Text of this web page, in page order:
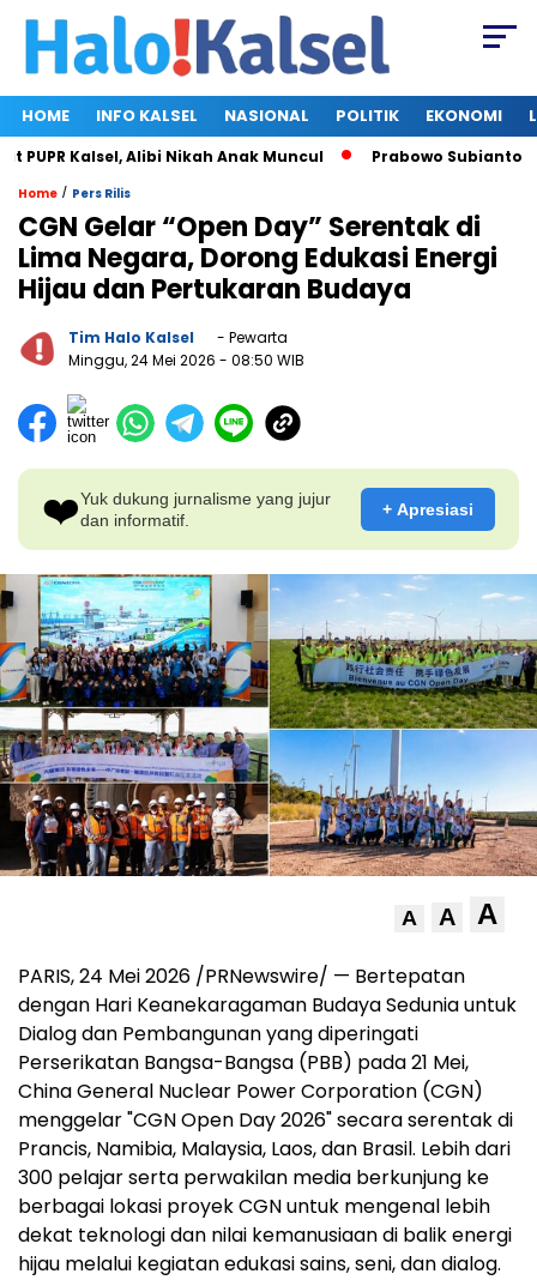
HOME INFO KALSEL NASIONAL POLITIK EKONOMI
Kalsel, Alibi Nikah Anak Muncul Prabowo Subianto dan
Home / Pers Rilis
CGN Gelar “Open Day” Serentak di
Lima Negara, Dorong Edukasi Energi
Hijau dan Pertukaran Budaya
Tim Halo Kalsel
- Pewarta
Minggu, 24 Mei 2026 - 08:50 WIB
❤️Yuk dukung jurnalisme yang jujur
dan informatif.
+ Apresiasi
A A A
PARIS, 24 Mei 2026 /PRNewswire/ — Bertepatan
dengan Hari Keanekaragaman Budaya Sedunia untuk
Dialog dan Pembangunan yang diperingati
Perserikatan Bangsa-Bangsa (PBB) pada 21 Mei,
China General Nuclear Power Corporation (CGN)
menggelar "CGN Open Day 2026" secara serentak di
Prancis, Namibia, Malaysia, Laos, dan Brasil. Lebih dari
300 pelajar serta perwakilan media berkunjung ke
berbagai lokasi proyek CGN untuk mengenal lebih
dekat teknologi dan nilai kemanusiaan di balik energi
hijau melalui kegiatan edukasi sains, seni, dan dialog.